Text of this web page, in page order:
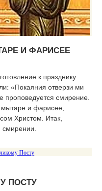
И ФАРИСЕЕ
к празднику
«Покаяния отверзи ми
проповедуется смирение.
и фарисее,
Христом. Итак,
смирении.
ПОСТУ